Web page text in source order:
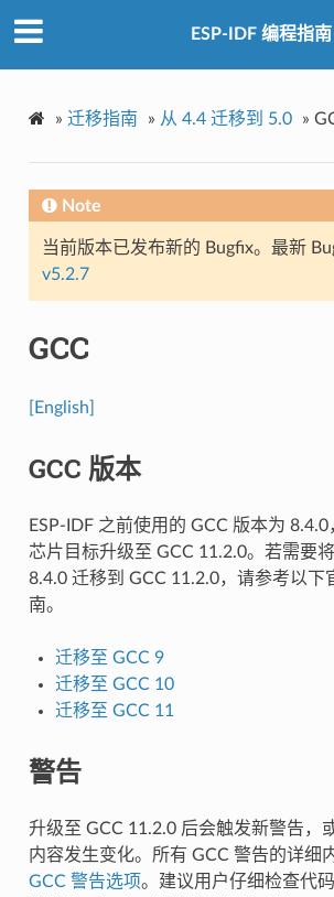
ESP-IDF 编程指南
» 迁移指南 » 从 4.4 迁移到 5.0 »
Note
当前版本已发布新的 Bugfix。最新
v5.2.7
GCC
[English]
GCC 版本
ESP-IDF 之前使用的 GCC 版本为
芯片目标升级至 GCC 11.2.0。若需要
8.4.0 迁移到 GCC 11.2.0，请参考以下
南。
迁移至 GCC 9
迁移至 GCC 10
迁移至 GCC 11
警告
升级至 GCC 11.2.0 后会触发新警告，
内容发生变化。所有 GCC 警告的详细
GCC 警告选项。建议用户仔细检查代